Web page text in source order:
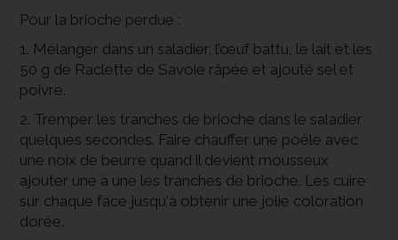
Pour la brioche perdue :
1. Mélanger dans un saladier, l’œuf battu, le lait et les
50 g de Raclette de Savoie râpée et ajouté sel et
poivre.
2. Tremper les tranches de brioche dans le saladier
quelques secondes. Faire chauffer une poêle avec
une noix de beurre quand il devient mousseux
ajouter une à une les tranches de brioche. Les cuire
sur chaque face jusqu'à obtenir une jolie coloration
dorée.